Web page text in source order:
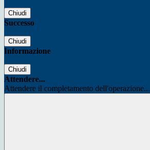
Chiudi
Successo
Chiudi
Informazione
Chiudi
Attendere...
Attendere il completamento dell'operazione...